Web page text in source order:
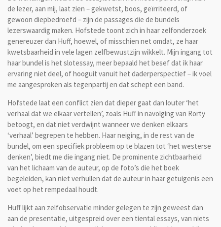
de lezer, aan mij, laat zien – gekwetst, boos, geïrriteerd, of
gewoon diepbedroefd – zijn de passages die de bundels
lezerswaardig maken. Hofstede toont zich in haar zelfonderzoek
genereuzer dan Huff, hoewel, of misschien net omdat, ze haar
kwetsbaarheid in vele lagen zelfbewustzijn wikkelt. Mijn ingang tot
haar bundel is het slotessay, meer bepaald het besef dat ik haar
ervaring niet deel, of hooguit vanuit het daderperspectief – ik voel
me aangesproken als tegenpartij en dat schept een band.
Hofstede laat een conflict zien dat dieper gaat dan louter ‘het
verhaal dat we elkaar vertellen’, zoals Huff in navolging van Rorty
betoogt, en dat niet verdwijnt wanneer we denken elkaars
‘verhaal’ begrepen te hebben. Haar neiging, in de rest van de
bundel, om een specifiek probleem op te blazen tot ‘het westerse
denken’, biedt me die ingang niet. De prominente zichtbaarheid
van het lichaam van de auteur, op de foto’s die het boek
begeleiden, kan niet verhullen dat de auteur in haar getuigenis een
voet op het rempedaal houdt.
Huff lijkt aan zelfobservatie minder gelegen te zijn geweest dan
aan de presentatie, uitgespreid over een tiental essays, van niets